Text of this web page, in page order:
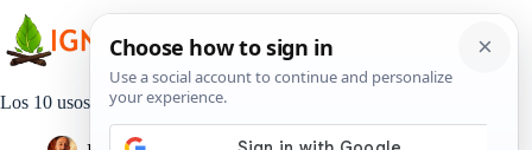
contenido
Los 10 usos desconocidos de la leche de magnesia